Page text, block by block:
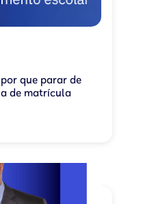
que parar de
de matrícula